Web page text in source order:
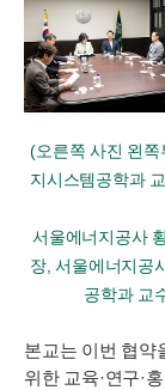
(오른쪽 사진 왼
지시스템공학과
서울에너지공사
장, 서울에너지공
공학과 교
본교는 이번 협약
위한 교육·연구·